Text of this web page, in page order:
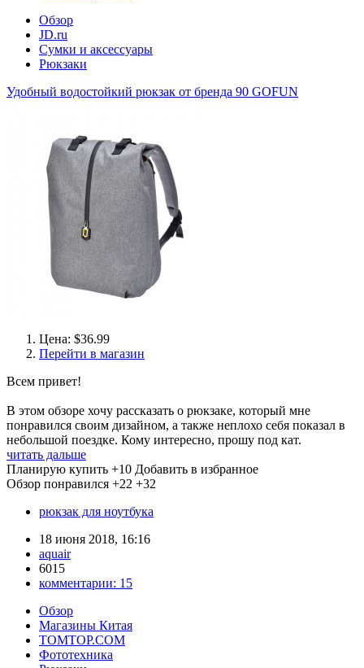
Обзор
JD.ru
Сумки и аксессуары
Рюкзаки
Удобный водостойкий рюкзак от бренда 90 GOFUN
Цена: $36.99
Перейти в магазин
Всем привет!
В этом обзоре хочу рассказать о рюкзаке, который мне
понравился своим дизайном, а также неплохо себя показал в
небольшой поездке. Кому интересно, прошу под кат.
читать дальше
Планирую купить +10 Добавить в избранное
Обзор понравился +22 +32
рюкзак для ноутбука
18 июня 2018, 16:16
aquair
6015
комментарии: 15
Обзор
Магазины Китая
TOMTOP.COM
Фототехника